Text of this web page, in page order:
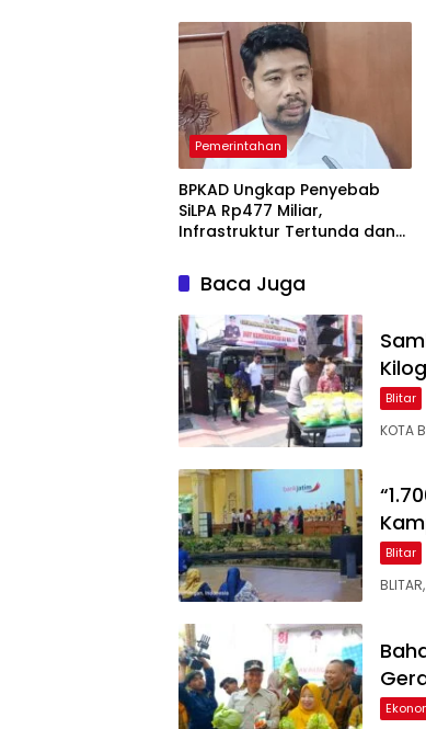
Pemerintahan
BPKAD Ungkap Penyebab
SiLPA Rp477 Miliar,
Infrastruktur Tertunda dan
Baca Juga
Blitar
KOTA
Blitar